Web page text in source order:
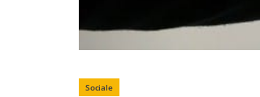
Sociale